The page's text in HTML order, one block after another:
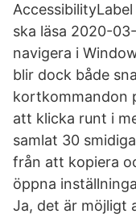
ska läsa 2020-
navigera i
blir dock både
kortkommandon
att klicka runt i
samlat 30
från att kopiera
öppna
Ja, det är möjligt